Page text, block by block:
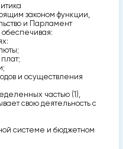
законом функции,
и Парламент
обеспечивая:
и осуществления
частью (1),
свою деятельность с
системе и бюджетном